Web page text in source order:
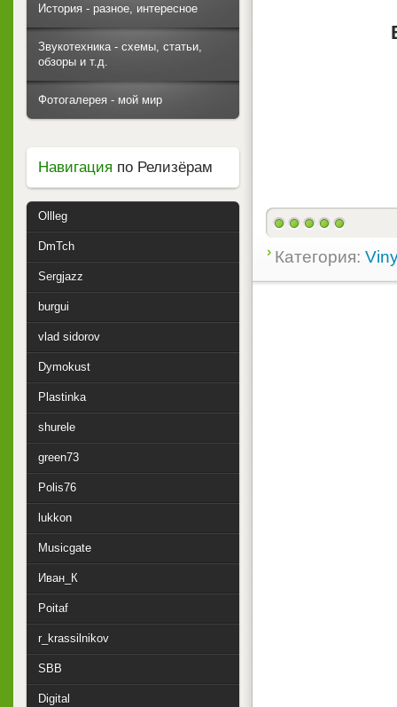
Категория:
История - разное, интересное
Звукотехника - схемы, статьи,
обзоры и т.д.
Фотогалерея - мой мир
Навигация по Релизёрам
Ollleg
DmTch
Sergjazz
burgui
vlad sidorov
Dymokust
Plastinka
shurele
green73
Polis76
lukkon
Musicgate
Иван_К
Poitaf
r_krassilnikov
SBB
Digital